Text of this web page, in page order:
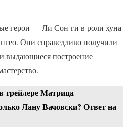
герои — Ли Сон-ги в роли хуна
Они справедливо получили
выдающиеся построение
трейлере Матрица
Лану Вачовски? Ответ на